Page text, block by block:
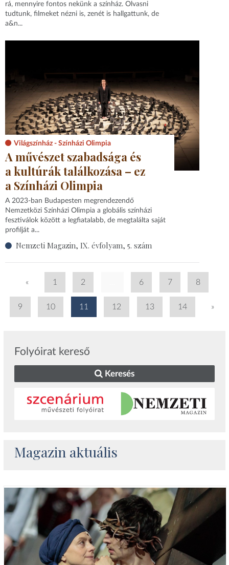
rá, mennyire fontos nekünk a színház. Olvasni
tudtunk, filmeket nézni is, zenét is hallgattunk, de
a&n...
Világszínház - Színházi Olimpia
A művészet szabadsága és
a kultúrák találkozása – ez
a Színházi Olimpia
A 2023-ban Budapesten megrendezendő
Nemzetközi Színházi Olimpia a globális színházi
fesztiválok között a legfiatalabb, de megtalálta saját
profilját a...
Nemzeti Magazin, IX. évfolyam, 5. szám
« 1 2 6 7 8
9 10 11 12 13 14 »
Folyóirat kereső
Keresés
Magazin aktuális